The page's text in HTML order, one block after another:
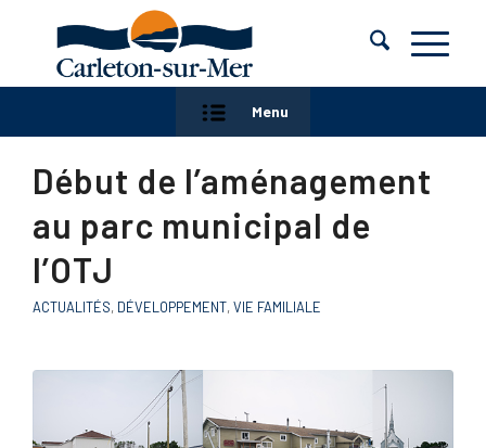
Menu
Début de l’aménagement
au parc municipal de
l’OTJ
ACTUALITÉS, DÉVELOPPEMENT, VIE FAMILIALE